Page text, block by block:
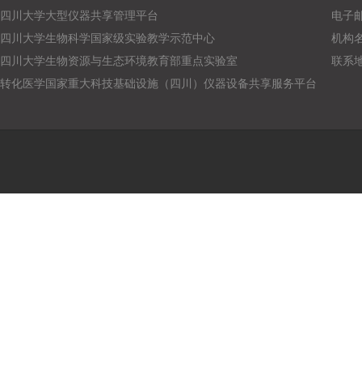
四川大学大型仪器共享管理平台
四川大学生物科学国家级实验教学示范中心
四川大学生物资源与生态环境教育部重点实验室
转化医学国家重大科技基础设施（四川）仪器设备共享服务平台
电子
机构
联系